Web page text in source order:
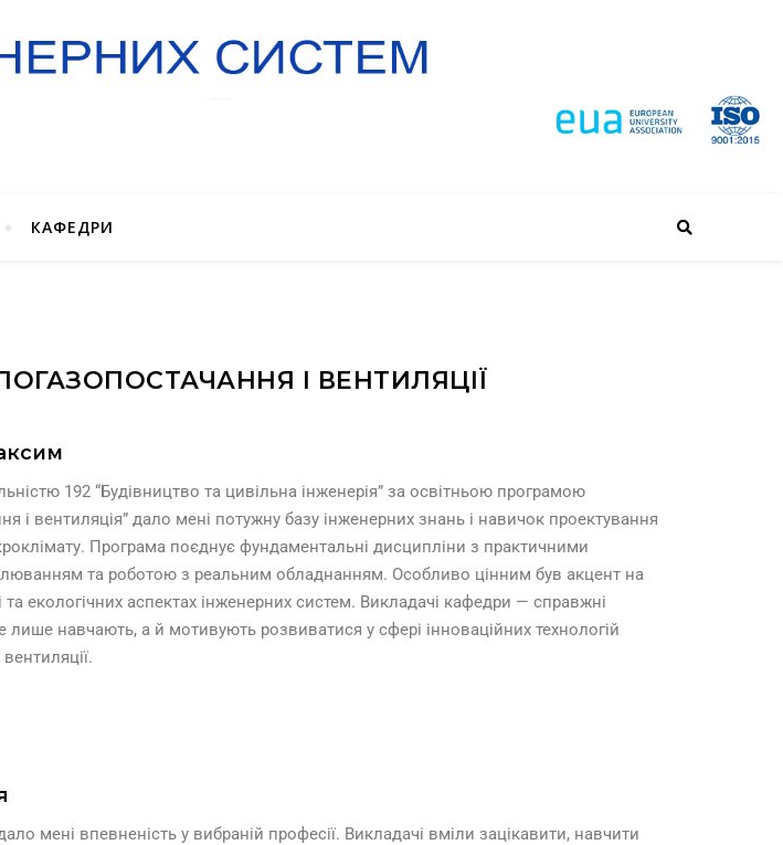
КАФЕДРИ
І ВЕНТИЛЯЦІЇ
192 “Будівництво та цивільна інженерія” за освітньою програмою
і вентиляція” дало мені потужну базу інженерних знань і навичок проектування
Програма поєднує фундаментальні дисципліни з практичними
та роботою з реальним обладнанням. Особливо цінним був акцент на
та екологічних аспектах інженерних систем. Викладачі кафедри — справжні
лише навчають, а й мотивують розвиватися у сфері інноваційних технологій
мені впевненість у вибраній професії. Викладачі вміли зацікавити, навчити